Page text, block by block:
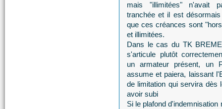
mais "illimitées" n'avait
tranchée et il est
que ces créances sont
et illimitées.
Dans le cas du TK
s'articule plutôt
un armateur présent, un
assume et paiera, laissant
de limitation qui servira dès
avoir subi
Si le plafond